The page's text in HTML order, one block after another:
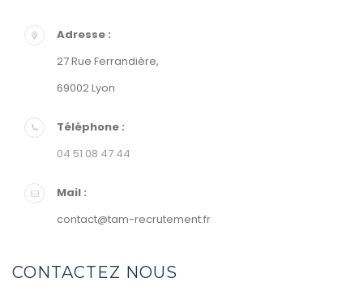
Adresse :
27 Rue Ferrandière,
69002 Lyon
Téléphone :
04 51 08 47 44
Mail :
contact@tam-recrutement.fr
CONTACTEZ NOUS